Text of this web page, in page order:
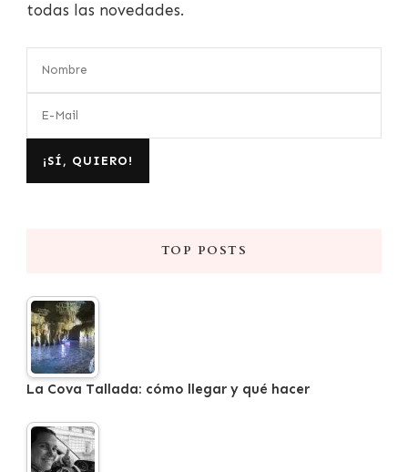
todas las novedades.
TOP POSTS
La Cova Tallada: cómo llegar y qué hacer